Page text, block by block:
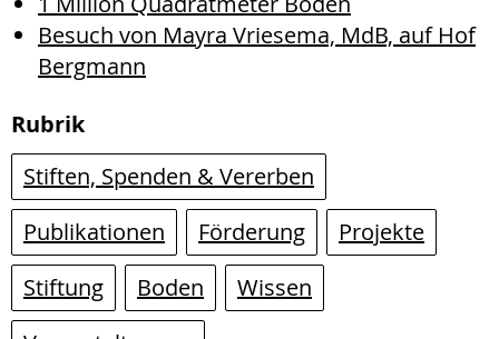
Besuch von Mayra Vriesema, MdB, auf Hof
Bergmann
Rubrik
Stiften, Spenden & Vererben
Publikationen
Förderung
Projekte
Stiftung
Boden
Wissen